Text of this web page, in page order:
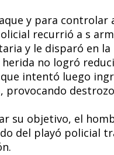
y para controlar
recurrió a s
y le disparó en la
herida no logró
intentó luego
provocando
su objetivo, el
del playó policial